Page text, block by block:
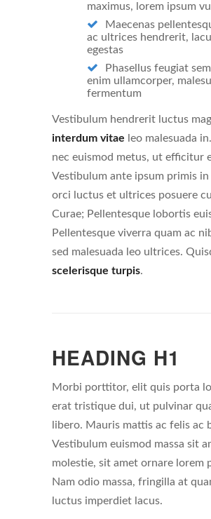
maximus, lorem ipsum
Maecenas
ac ultrices hendrerit,
egestas
Phasellus feugiat
enim ullamcorper,
fermentum
Vestibulum hendrerit luctus
interdum vitae leo malesuada
nec euismod metus, ut efficitur
Vestibulum ante ipsum primis
orci luctus et ultrices posuere
Curae; Pellentesque lobortis
Pellentesque viverra quam ac
sed malesuada leo ultrices.
scelerisque turpis.
HEADING H1
Morbi porttitor, elit quis porta
erat tristique dui, ut pulvinar
libero. Mauris mattis ac felis ac
Vestibulum euismod massa sit
molestie, sit amet ornare lorem
Nam odio massa, fringilla at
luctus imperdiet lacus.